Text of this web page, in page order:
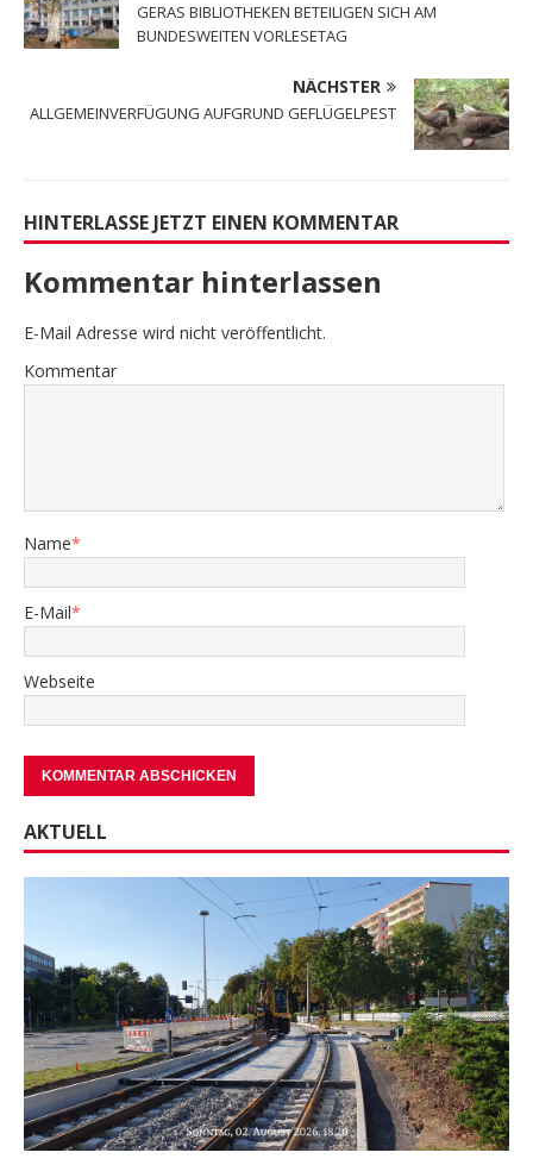
GERAS BIBLIOTHEKEN BETEILIGEN SICH AM
BUNDESWEITEN VORLESETAG
NÄCHSTER
ALLGEMEINVERFÜGUNG AUFGRUND GEFLÜGELPEST
HINTERLASSE JETZT EINEN KOMMENTAR
Kommentar hinterlassen
E-Mail Adresse wird nicht veröffentlicht.
Kommentar
Name*
E-Mail*
Webseite
AKTUELL